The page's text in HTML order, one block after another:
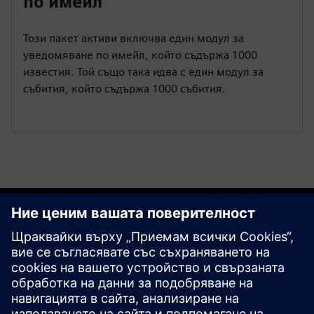
Този пакет активи включва един модул за
уведомяване по имейл, който съдържа 1000
известия. Той също така идва с един модул за
събития, който съдържа 1000 събития.
Започнете сега
Свържете се с нас